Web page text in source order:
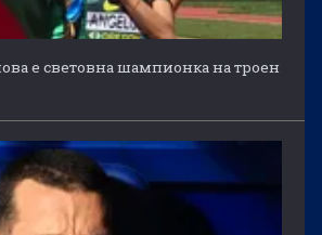
е световна шампионка на троен